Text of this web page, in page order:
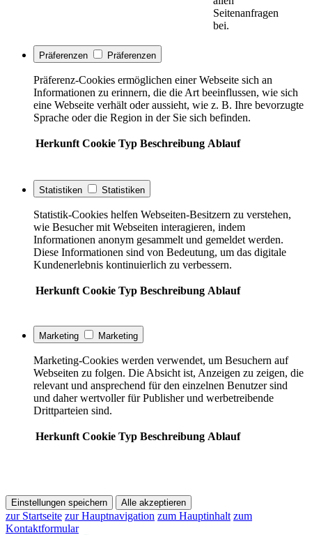
Seitenanfragen
bei.
Präferenzen Präferenzen
Präferenz-Cookies ermöglichen einer Webseite sich an
Informationen zu erinnern, die die Art beeinflussen, wie sich
eine Webseite verhält oder aussieht, wie z. B. Ihre bevorzugte
Sprache oder die Region in der Sie sich befinden.
Herkunft Cookie Typ Beschreibung Ablauf
Statistiken Statistiken
Statistik-Cookies helfen Webseiten-Besitzern zu verstehen,
wie Besucher mit Webseiten interagieren, indem
Informationen anonym gesammelt und gemeldet werden.
Diese Informationen sind von Bedeutung, um das digitale
Kundenerlebnis kontinuierlich zu verbessern.
Herkunft Cookie Typ Beschreibung Ablauf
Marketing Marketing
Marketing-Cookies werden verwendet, um Besuchern auf
Webseiten zu folgen. Die Absicht ist, Anzeigen zu zeigen, die
relevant und ansprechend für den einzelnen Benutzer sind
und daher wertvoller für Publisher und werbetreibende
Drittparteien sind.
Herkunft Cookie Typ Beschreibung Ablauf
Einstellungen speichern Alle akzeptieren
zur Startseite zur Hauptnavigation zum Hauptinhalt zum
Kontaktformular